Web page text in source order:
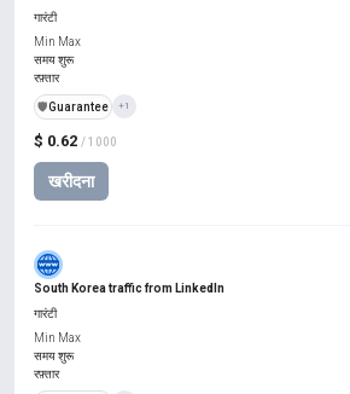
$ 0.62 / 1000
खरीदना
गारंटी
Min Max
समय शुरू
रफ़्तार
️🛡️Guarantee +1
South Korea traffic from LinkedIn
गारंटी
Min Max
समय शुरू
रफ़्तार